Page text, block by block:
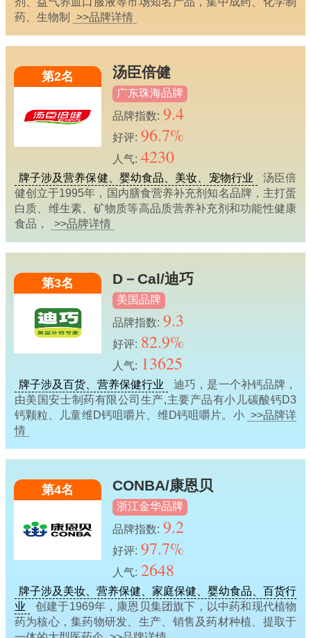
药、生物制
>>品牌详情
第2名 汤臣倍健
广东珠海品牌
品牌指数: 9.4
好评: 96.7%
人气: 4230
牌子涉及营养保健、婴幼食品、美妆、宠物行业
汤臣倍
健创立于1995年，国内膳食营养补充剂知名品牌，主打蛋
白质、维生素、矿物质等高品质营养补充剂和功能性健康
食品，
>>品牌详情
第3名 D－Cal/迪巧
美国品牌
品牌指数: 9.3
好评: 82.9%
人气: 13625
牌子涉及百货、营养保健行业
迪巧，是一个补钙品牌，
由美国安士制药有限公司生产,主要产品有小儿碳酸钙D3
钙颗粒、儿童维D钙咀嚼片、维D钙咀嚼片。小 >>品牌详
情
第4名 CONBA/康恩贝
浙江金华品牌
品牌指数: 9.2
好评: 97.7%
人气: 2648
牌子涉及美妆、营养保健、家庭保健、婴幼食品、百货行
业
创建于1969年，康恩贝集团旗下，以中药和现代植物
药为核心，集药物研发、生产、销售及药材种植、提取于